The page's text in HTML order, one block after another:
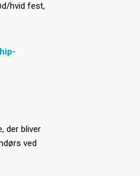
hvid fest,
der bliver
ved